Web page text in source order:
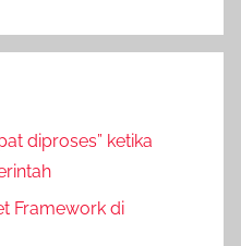
diproses” ketika
Framework di